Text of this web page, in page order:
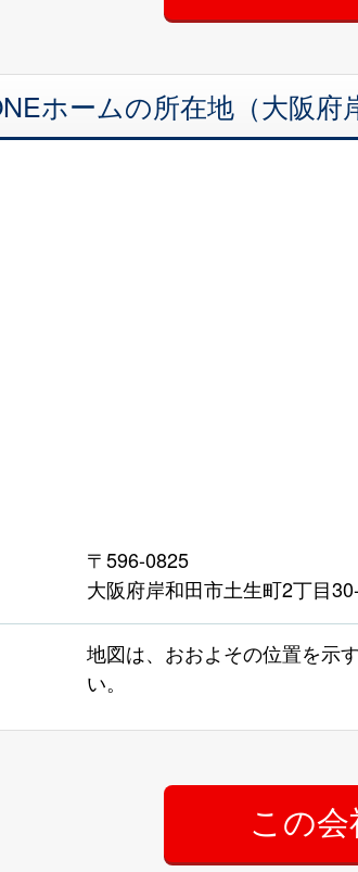
ホームの所在地（大阪府
〒596-0825
大阪府岸和田市土生町2丁目
地図は、おおよその位置を示
い。